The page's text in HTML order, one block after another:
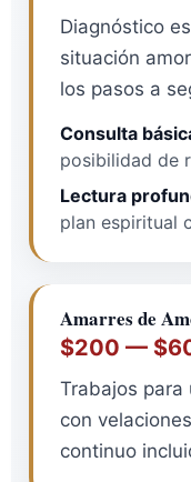
Diagnóstico
situación
los pasos a
Consulta
posibilidad de
Lectura
plan espiritual
Amarres de
$200 —
Trabajos para
con
continuo